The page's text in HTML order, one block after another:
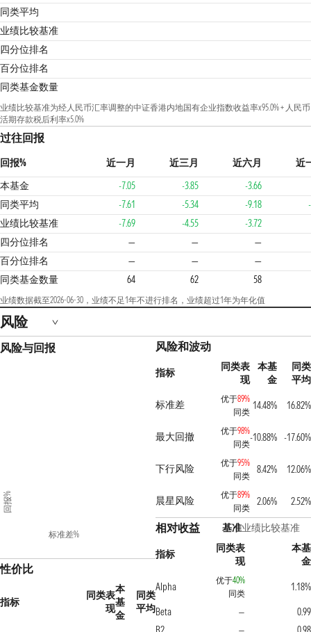
同类平均
业绩比较基准
四分位排名
2
百分位排名
同类基金数量
业绩比较基准为经人民币汇率调整的中证香港内地国有企业指数收益率x95.0% + 人民币
活期存款税后利率x5.0%
过往回报
回报% 近一月 近三月 近六月
近
本基金
-7.05 -3.85
-3.66
同类平均
-7.61 -5.34 -9.18
业绩比较基准
-7.69 -4.55
-3.72
四分位排名
— — —
1
百分位排名 — —
—
同类基金数量
64 62 58
业绩数据截至2026-06-30，业绩不足1年不进行排名，业绩超过1年为年化值
风险
风险与回报
标准差%
回报%
性价比
指标
同类表
现
本
基
金
同类
平均
风险和波动
指标
同类表
现
本基
金
同类
平均
标准差
优于89%
同类
14.48% 16.82%
最大回撤 优于98%
同类
-10.88% -17.60%
下行风险 优于95%
同类
8.42% 12.06%
晨星风险 优于89%
同类
2.06% 2.52%
相对收益 基准业绩比较基准
指标
同类表
现
本基
金
Alpha
优于40%
同类
1.18%
Beta
—
0.99